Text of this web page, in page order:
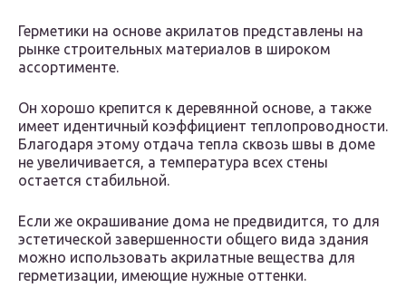
Герметики на основе акрилатов представлены на
рынке строительных материалов в широком
ассортименте.
Он хорошо крепится к деревянной основе, а также
имеет идентичный коэффициент теплопроводности.
Благодаря этому отдача тепла сквозь швы в доме
не увеличивается, а температура всех стены
остается стабильной.
Если же окрашивание дома не предвидится, то для
эстетической завершенности общего вида здания
можно использовать акрилатные вещества для
герметизации, имеющие нужные оттенки.